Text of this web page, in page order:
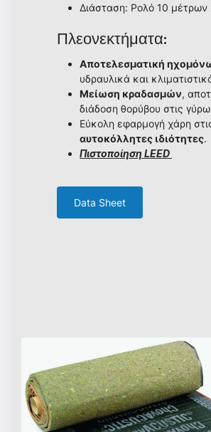
Διάσταση: Ρολό 10 μέτρων
Πλεονεκτήματα:
Αποτελεσματική
υδραυλικά και
Μείωση κραδασμών,
διάδοση θορύβου στις
Εύκολη εφαρμογή χάρη
αυτοκόλλητες ιδιότητες.
Πιστοποίηση LEED
Data Sheet